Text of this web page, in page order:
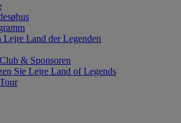
Lejre Land der Legenden
& Sponsoren
Sie Lejre Land of Legends